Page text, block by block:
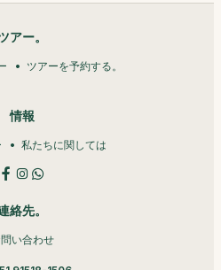
アー。
ツアーを予約する。
情報
私たちに関しては
絡先。
い合わせ